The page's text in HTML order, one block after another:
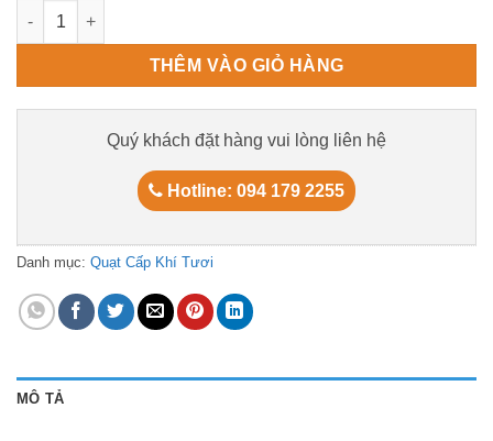
Quạt cấp khí tươi Blauberg Vento Ergo V50-1 Pro số lượng
THÊM VÀO GIỎ HÀNG
Quý khách đặt hàng vui lòng liên hệ
Hotline: 094 179 2255
Danh mục: Quạt Cấp Khí Tươi
MÔ TẢ